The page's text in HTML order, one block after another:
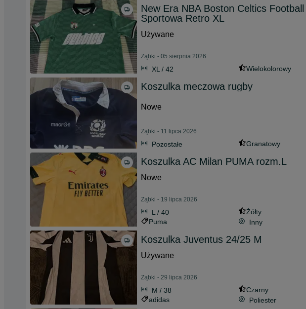
New Era NBA Boston Celtics
Sportowa Retro XL
Używane
Ząbki - 05 sierpnia 2026
XL / 42 Wielokolorowy
Koszulka meczowa rugby
Nowe
Ząbki - 11 lipca 2026
Pozostałe Granatowy
Koszulka AC Milan PUMA rozm.L
Nowe
Ząbki - 19 lipca 2026
L / 40
Żółty
Puma
Inny
Koszulka Juventus 24/25 M
Używane
Ząbki - 29 lipca 2026
M / 38
Czarny
adidas
Poliester